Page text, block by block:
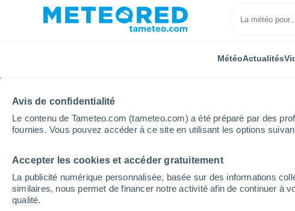
Avis de confidentialité
Le contenu de Tameteo.com (tameteo.com) a été préparé par des
fournies. Vous pouvez accéder à ce site en utilisant les options
Accepter les cookies et accéder gratuitement
La publicité numérique personnalisée, basée sur des informations
similaires, nous permet de financer notre activité afin de continuer à
qualité.
MétéoActualités
Accueil Costa Rica Province d'Heredia
Météo pour la province